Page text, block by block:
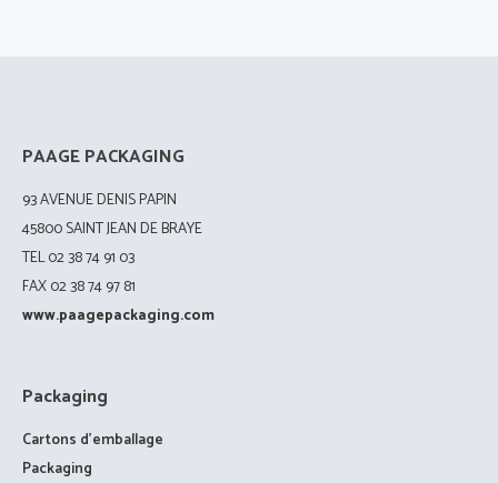
PAAGE PACKAGING
93 AVENUE DENIS PAPIN
45800 SAINT JEAN DE BRAYE
TEL 02 38 74 91 03
FAX 02 38 74 97 81
www.paagepackaging.com
Packaging
Cartons d’emballage
Packaging